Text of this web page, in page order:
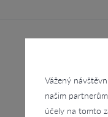
Vážený
našim
účely na tomto